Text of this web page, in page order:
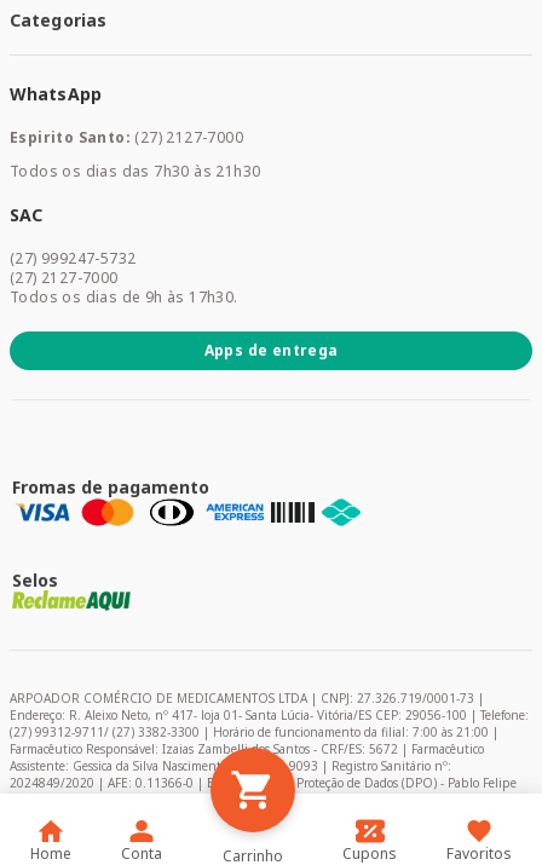
Home Conta Carrinho Cupons Favoritos
Santa Mais Convenios
Meus Pedidos
Categorias
Saúde e Bem-estar
Mamães e Bebê
Dermocosméticos
Promoções
WhatsApp
Espirito Santo: (27) 2127-7000
Todos os dias das 7h30 às 21h30
SAC
(27) 999247-5732
(27) 2127-7000
Todos os dias de 9h às 17h30.
Apps de entrega
Fromas de pagamento
Selos
ARPOADOR COMÉRCIO DE MEDICAMENTOS LTDA | CNPJ: 27.326.719/0001-73 |
Endereço: R. Aleixo Neto, nº 417- loja 01- Santa Lúcia- Vitória/ES CEP: 29056-100 | Telefone:
(27) 99312-9711/ (27) 3382-3300 | Horário de funcionamento da filial: 7:00 às 21:00 |
Farmacêutico Responsável: Izaias Zambelli dos Santos - CRF/ES: 5672 | Farmacêutico
Assistente: Gessica da Silva Nascimento – CRF/ES: 9093 | Registro Sanitário nº:
2024849/2020 | AFE: 0.11366-0 | Encarregado de Proteção de Dados (DPO) - Pablo Felipe